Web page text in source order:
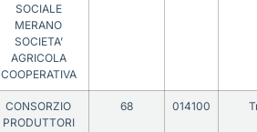
SOCIALE
MERANO
SOCIETA’
AGRICOLA
COOPERATIVA
CONSORZIO
PRODUTTORI
68 014100